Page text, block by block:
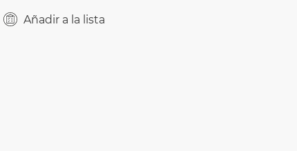
Añadir a la lista